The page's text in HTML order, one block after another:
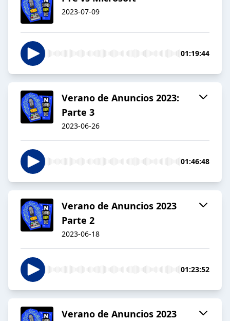
2023-07-09
01:19:44
Verano de Anuncios 2023:
Parte 3
2023-06-26
01:46:48
Verano de Anuncios 2023
Parte 2
2023-06-18
01:23:52
Verano de Anuncios 2023